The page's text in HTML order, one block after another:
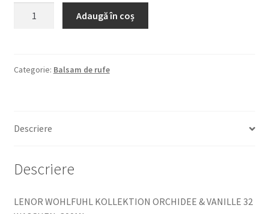
ORCHIDEE
WASCHEN,
DE
ORHIDEE
Adaugă în coș
Categorie: Balsam de rufe
Descriere
Descriere
LENOR WOHLFUHL KOLLEKTION ORCHIDEE & VANILLE 32